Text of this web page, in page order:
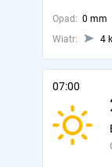
Opad: 0 mm
Wiatr:
4
07:00